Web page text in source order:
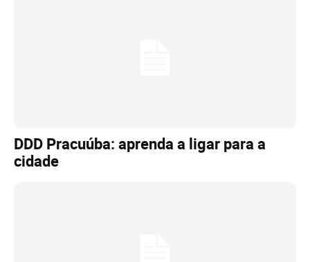
DDD Pracuúba: aprenda a ligar para a
cidade